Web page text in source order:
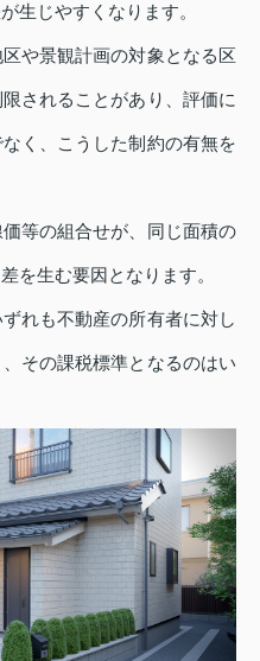
生じやすくなります。
や景観計画の対象となる区
されることがあり、評価に
く、こうした制約の有無を
等の組合せが、同じ面積の
を生む要因となります。
れも不動産の所有者に対し
その課税標準となるのはい